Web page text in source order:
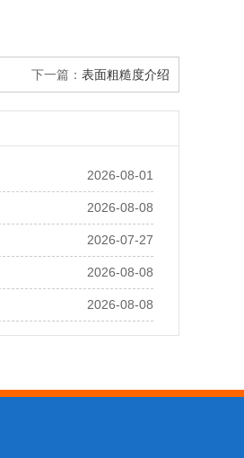
下一篇： 表面粗糙度介绍
2026-08-01
2026-08-08
2026-07-27
2026-08-08
2026-08-08